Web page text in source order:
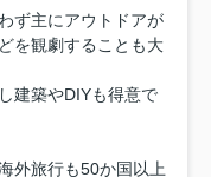
ず主にアウトドアが
を観劇することも大
建築やDIYも得意で
外旅行も50か国以上